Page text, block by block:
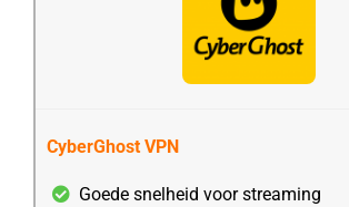
CyberGhost VPN
Goede snelheid voor streaming